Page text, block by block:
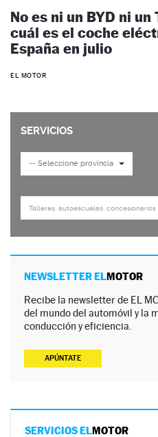
No es ni un BYD ni
cuál es el coche
España en julio
EL MOTOR
NEWSLETTER ELMOTOR
Recibe la newsletter de EL
del mundo del automóvil y la
conducción y eficiencia.
APÚNTATE
SERVICIOS ELMOTOR